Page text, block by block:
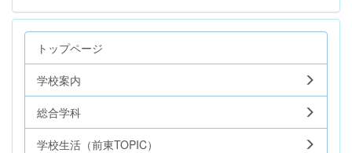
トップページ
学校案内
総合学科
学校生活（前東TOPIC）